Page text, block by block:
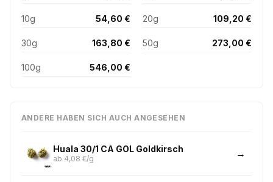
10g 54,60 € 20g 109,20 €
30g 163,80 € 50g 273,00 €
100g 546,00 €
ANDERE HABEN SICH AUCH ANGESEHEN
Huala 30/1 CA GOL Goldkirsch
ab 4,08 €/g